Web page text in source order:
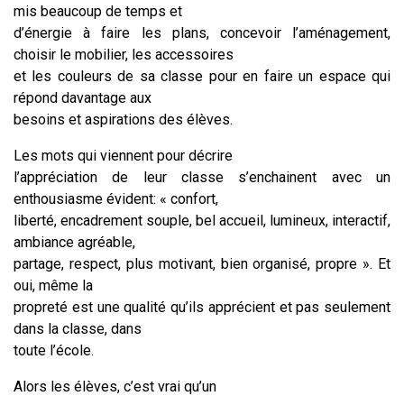
mis beaucoup de temps et
d’énergie à faire les plans, concevoir l’aménagement,
choisir le mobilier, les accessoires
et les couleurs de sa classe pour en faire un espace qui
répond davantage aux
besoins et aspirations des élèves.
Les mots qui viennent pour décrire
l’appréciation de leur classe s’enchainent avec un
enthousiasme évident: « confort,
liberté, encadrement souple, bel accueil, lumineux, interactif,
ambiance agréable,
partage, respect, plus motivant, bien organisé, propre ». Et
oui, même la
propreté est une qualité qu’ils apprécient et pas seulement
dans la classe, dans
toute l’école.
Alors les élèves, c’est vrai qu’un